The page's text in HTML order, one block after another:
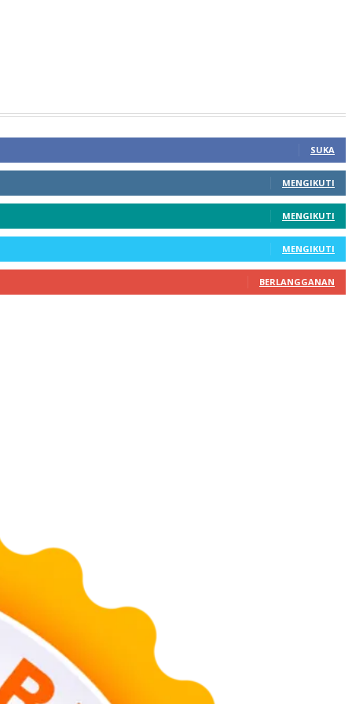
SUKA
MENGIKUTI
MENGIKUTI
MENGIKUTI
BERLANGGANAN